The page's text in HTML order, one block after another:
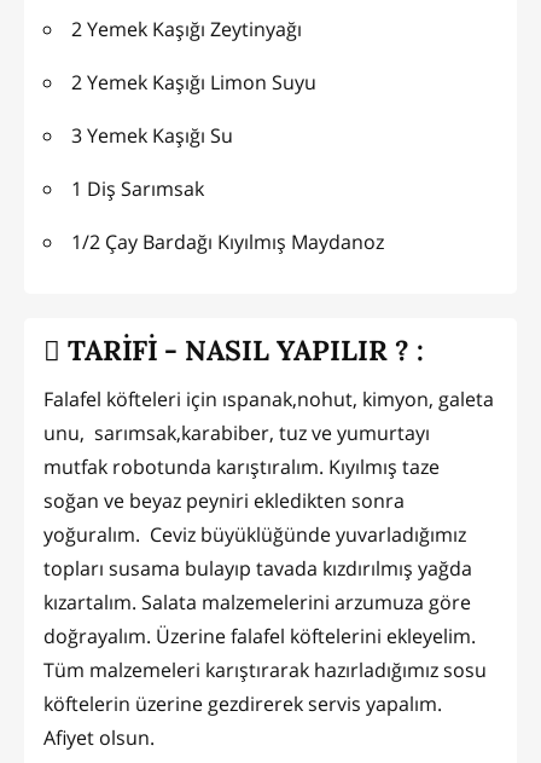
2 Yemek Kaşığı Zeytinyağı
2 Yemek Kaşığı Limon Suyu
3 Yemek Kaşığı Su
1 Diş Sarımsak
1/2 Çay Bardağı Kıyılmış Maydanoz
TARİFİ - NASIL YAPILIR ? :
Falafel köfteleri için ıspanak,nohut, kimyon, galeta
unu, sarımsak,karabiber, tuz ve yumurtayı
mutfak robotunda karıştıralım. Kıyılmış taze
soğan ve beyaz peyniri ekledikten sonra
yoğuralım. Ceviz büyüklüğünde yuvarladığımız
topları susama bulayıp tavada kızdırılmış yağda
kızartalım. Salata malzemelerini arzumuza göre
doğrayalım. Üzerine falafel köftelerini ekleyelim.
Tüm malzemeleri karıştırarak hazırladığımız sosu
köftelerin üzerine gezdirerek servis yapalım.
Afiyet olsun.